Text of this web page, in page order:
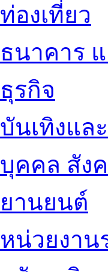
ท่องเที่ยว
ธนาคาร
ธุรกิจ
บันเทิงแล
บุคคล สัง
ยานยนต์
หน่วยงาน